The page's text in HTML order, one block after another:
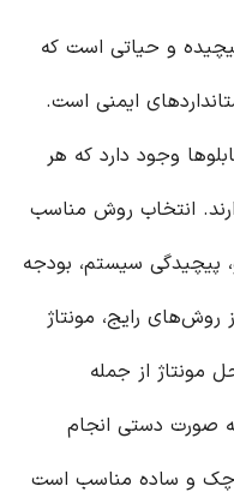
و حیاتی است که
ایمنی است.
وجود دارد که هر
انتخاب روش مناسب
پیچیدگی سیستم، بودجه
روش‌های رایج، مونتاژ
مونتاژ از جمله
صورت دستی انجام
و ساده مناسب است